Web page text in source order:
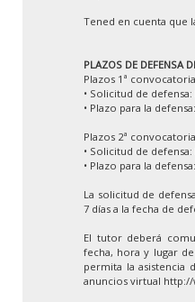
Tened en cuenta que
PLAZOS DE DEFENSA
Plazos 1ª
• Solicitud de
• Plazo para la
Plazos 2ª
• Solicitud de
• Plazo para la
La solicitud de
7 días a la fecha de
El tutor deberá
fecha, hora y lugar
permita la asistencia
anuncios virtual